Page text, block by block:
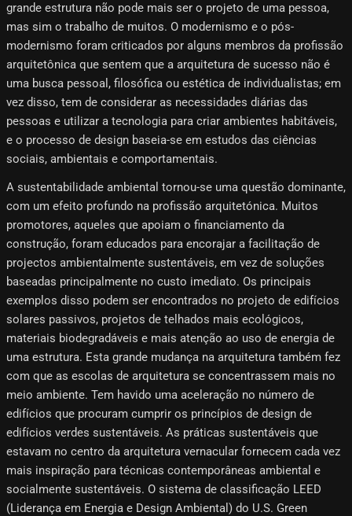
grande estrutura não pode mais ser o projeto de uma pessoa,
mas sim o trabalho de muitos. O modernismo e o pós-
modernismo foram criticados por alguns membros da profissão
arquitetônica que sentem que a arquitetura de sucesso não é
uma busca pessoal, filosófica ou estética de individualistas; em
vez disso, tem de considerar as necessidades diárias das
pessoas e utilizar a tecnologia para criar ambientes habitáveis,
e o processo de design baseia-se em estudos das ciências
sociais, ambientais e comportamentais.
A sustentabilidade ambiental tornou-se uma questão dominante,
com um efeito profundo na profissão arquitetónica. Muitos
promotores, aqueles que apoiam o financiamento da
construção, foram educados para encorajar a facilitação de
projectos ambientalmente sustentáveis, em vez de soluções
baseadas principalmente no custo imediato. Os principais
exemplos disso podem ser encontrados no projeto de edifícios
solares passivos, projetos de telhados mais ecológicos,
materiais biodegradáveis ​​e mais atenção ao uso de energia de
uma estrutura. Esta grande mudança na arquitetura também fez
com que as escolas de arquitetura se concentrassem mais no
meio ambiente. Tem havido uma aceleração no número de
edifícios que procuram cumprir os princípios de design de
edifícios verdes sustentáveis. As práticas sustentáveis ​​que
estavam no centro da arquitetura vernacular fornecem cada vez
mais inspiração para técnicas contemporâneas ambiental e
socialmente sustentáveis. O sistema de classificação LEED
(Liderança em Energia e Design Ambiental) do U.S. Green